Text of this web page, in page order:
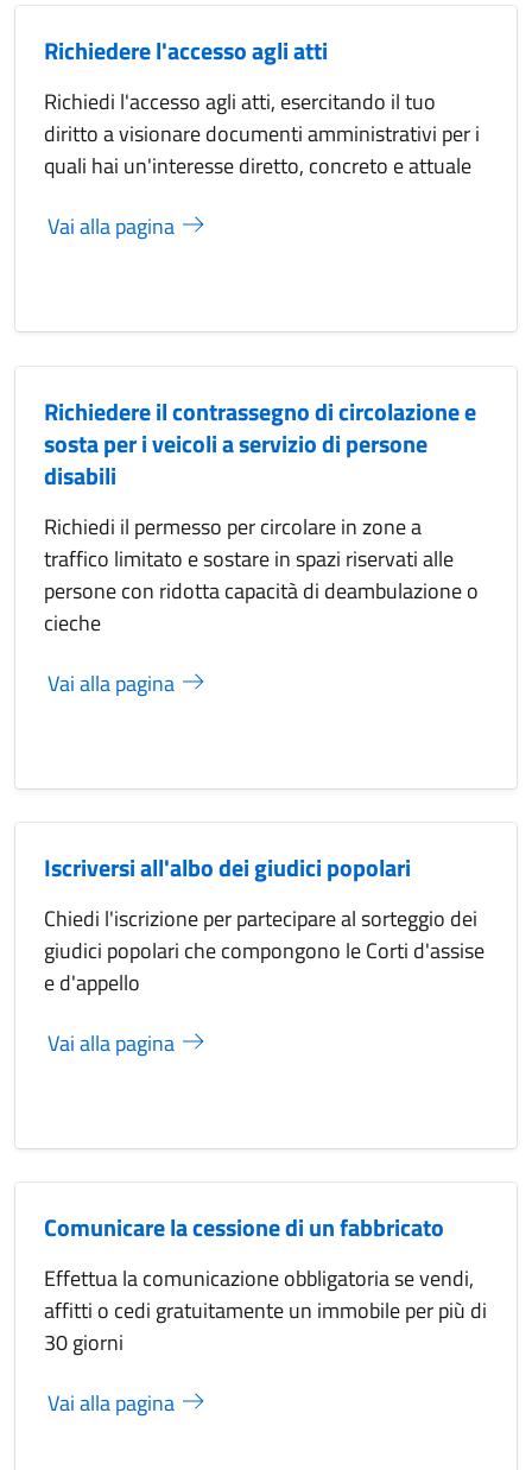
Richiedere l'accesso agli atti
Richiedi l'accesso agli atti, esercitando il tuo
diritto a visionare documenti amministrativi per i
quali hai un'interesse diretto, concreto e attuale
Vai alla pagina
Richiedere il contrassegno di circolazione e
sosta per i veicoli a servizio di persone
disabili
Richiedi il permesso per circolare in zone a
traffico limitato e sostare in spazi riservati alle
persone con ridotta capacità di deambulazione o
cieche
Vai alla pagina
Iscriversi all'albo dei giudici popolari
Chiedi l'iscrizione per partecipare al sorteggio dei
giudici popolari che compongono le Corti d'assise
e d'appello
Vai alla pagina
Comunicare la cessione di un fabbricato
Effettua la comunicazione obbligatoria se vendi,
affitti o cedi gratuitamente un immobile per più di
30 giorni
Vai alla pagina